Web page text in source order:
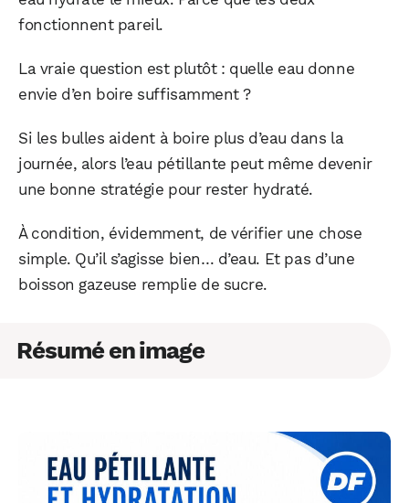
fonctionnent pareil.
La vraie question est plutôt : quelle eau donne
envie d’en boire suffisamment ?
Si les bulles aident à boire plus d’eau dans la
journée, alors l’eau pétillante peut même devenir
une bonne stratégie pour rester hydraté.
À condition, évidemment, de vérifier une chose
simple. Qu’il s’agisse bien… d’eau. Et pas d’une
boisson gazeuse remplie de sucre.
Résumé en image